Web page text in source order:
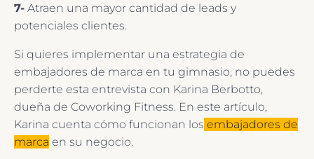
7- Atraen una mayor cantidad de leads y
potenciales clientes.
Si quieres implementar una estrategia de
embajadores de marca en tu gimnasio, no puedes
perderte esta entrevista con Karina Berbotto,
dueña de Coworking Fitness. En este artículo,
Karina cuenta cómo funcionan los embajadores de
marca en su negocio.